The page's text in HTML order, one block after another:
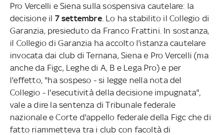
Pro Vercelli e Siena sulla sospensiva cautelare: la
decisione il 7 settembre. Lo ha stabilito il Collegio di
Garanzia, presieduto da Franco Frattini. In sostanza,
il Collegio di Garanzia ha accolto l'istanza cautelare
invocata dai club di Ternana, Siena e Pro Vercelli (ma
anche da Figc, Leghe di A, B e Lega Pro) e per
l'effetto, "ha sospeso - si legge nella nota del
Collegio - l'esecutività della decisione impugnata",
vale a dire la sentenza di Tribunale federale
nazionale e Corte d'appello federale della Figc che di
fatto riammetteva tra i club con facoltà di